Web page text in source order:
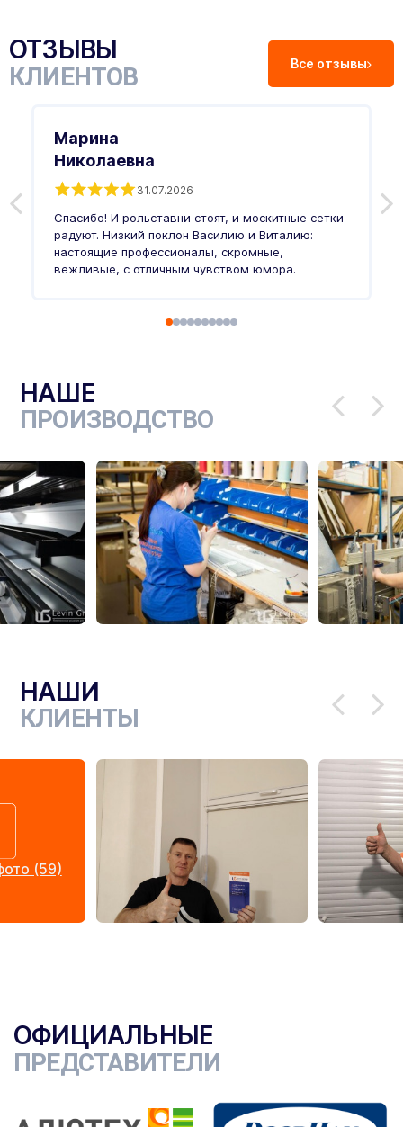
ОТЗЫВЫ
КЛИЕНТОВ Все отзывы
Марина
Николаевна
31.07.2026
Спасибо! И рольставни стоят, и москитные сетки
радуют. Низкий поклон Василию и Виталию:
настоящие профессионалы, скромные,
вежливые, с отличным чувством юмора.
НАШЕ
ПРОИЗВОДСТВО
НАШИ
КЛИЕНТЫ
(59)
ОФИЦИАЛЬНЫЕ
ПРЕДСТАВИТЕЛИ